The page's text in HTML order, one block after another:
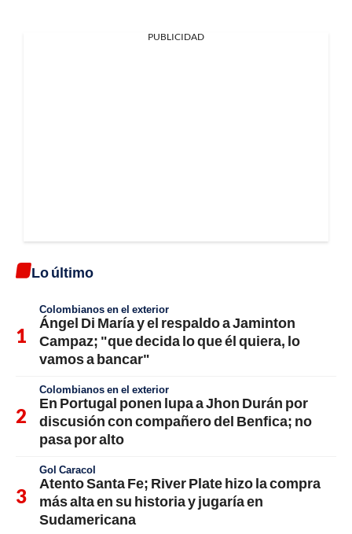
PUBLICIDAD
Lo último
Colombianos en el exterior
Ángel Di María y el respaldo a Jaminton
Campaz; "que decida lo que él quiera, lo
vamos a bancar"
Colombianos en el exterior
En Portugal ponen lupa a Jhon Durán por
discusión con compañero del Benfica; no
pasa por alto
Gol Caracol
Atento Santa Fe; River Plate hizo la compra
más alta en su historia y jugaría en
Sudamericana